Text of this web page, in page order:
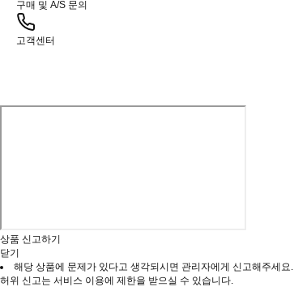
구매 및 A/S 문의
고객센터
상품 신고하기
닫기
해당 상품에 문제가 있다고 생각되시면 관리자에게 신고해주세요.
허위 신고는 서비스 이용에 제한을 받으실 수 있습니다.